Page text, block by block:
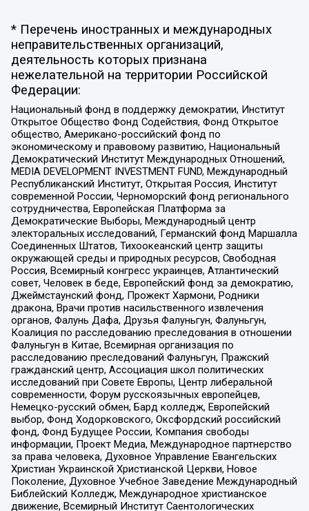
* Перечень иностранных и международных
неправительственных организаций,
деятельность которых признана
нежелательной на территории Российской
Федерации:
Национальный фонд в поддержку демократии, Институт
Открытое Общество Фонд Содействия, Фонд Открытое
общество, Американо-российский фонд по
экономическому и правовому развитию, Национальный
Демократический Институт Международных Отношений,
MEDIA DEVELOPMENT INVESTMENT FUND, Международный
Республиканский Институт, Открытая Россия, Институт
современной России, Черноморский фонд регионального
сотрудничества, Европейская Платформа за
Демократические Выборы, Международный центр
электоральных исследований, Германский фонд Маршалла
Соединенных Штатов, Тихоокеанский центр защиты
окружающей среды и природных ресурсов, Свободная
Россия, Всемирный конгресс украинцев, Атлантический
совет, Человек в беде, Европейский фонд за демократию,
Джеймстаунский фонд, Прожект Хармони, Родники
дракона, Врачи против насильственного извлечения
органов, Фалунь Дафа, Друзья Фалуньгун, Фалуньгун,
Коалиция по расследованию преследования в отношении
Фалуньгун в Китае, Всемирная организация по
расследованию преследований Фалуньгун, Пражский
гражданский центр, Ассоциация школ политических
исследований при Совете Европы, Центр либеральной
современности, Форум русскоязычных европейцев,
Немецко-русский обмен, Бард колледж, Европейский
выбор, Фонд Ходорковского, Оксфордский российский
фонд, Фонд Будущее России, Компания свободы
информации, Проект Медиа, Международное партнерство
за права человека, Духовное Управление Евангельских
Христиан Украинской Христианской Церкви, Новое
Поколение, Духовное Учебное Заведение Международный
Библейский Колледж, Международное христианское
движение, Всемирный Институт Саентологических